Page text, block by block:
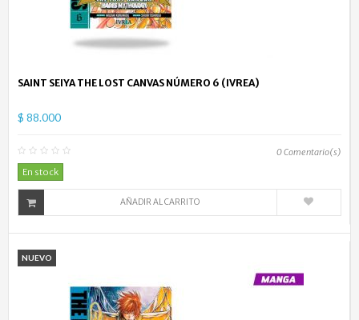
SAINT SEIYA THE LOST CANVAS NÚMERO 6 (IVREA)
$ 88.000
0Comentario(s)
En stock
AÑADIR AL CARRITO
NUEVO